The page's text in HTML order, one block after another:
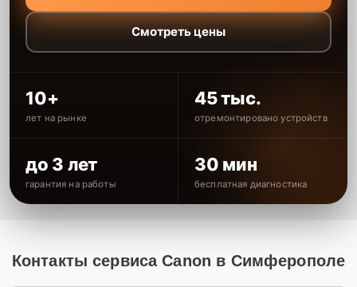
Смотреть цены
10+
лет на рынке
45 тыс.
отремонтировано устройств
до 3 лет
гарантия на работы
30 мин
бесплатная диагностика
Контакты сервиса Canon в Симферополе